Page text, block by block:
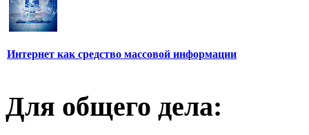
Интернет как средство массовой информации
Для общего дела: